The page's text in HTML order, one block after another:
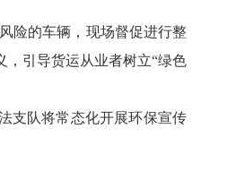
险的车辆，现场督促进行整
，引导货运从业者树立“绿色
支队将常态化开展环保宣传